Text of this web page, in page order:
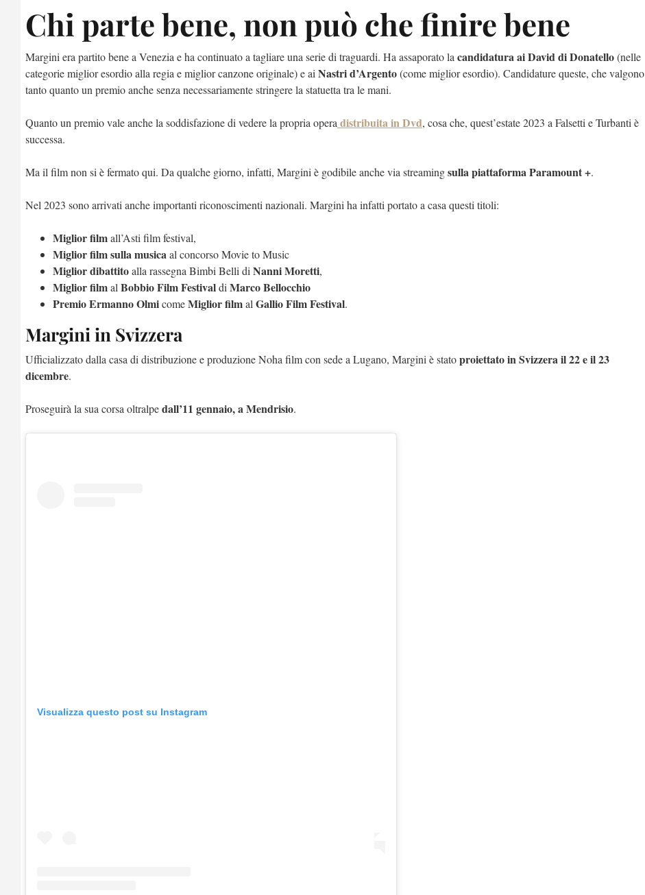
Chi parte bene, non può che finire bene
Margini era partito bene a Venezia e ha continuato a tagliare una serie di traguardi. Ha assaporato la candidatura ai David di Donatello(nelle
categorie miglior esordio alla regia e miglior canzone originale) e ai Nastri d’Argento(come miglior esordio). Candidature queste, che valgono
tanto quanto un premio anche senza necessariamente stringere la statuetta tra le mani.
Quanto un premio vale anche la soddisfazione di vedere la propria opera distribuita in Dvd, cosa che, quest’estate 2023 a Falsetti e Turbanti è
successa.
Ma il film non si è fermato qui. Da qualche giorno, infatti, Margini è godibile anche via streamingsulla piattaforma Paramount +.
Nel 2023 sono arrivati anche importanti riconoscimenti nazionali. Margini ha infatti portato a casa questi titoli:
Miglior filmall’Asti film festival,
Miglior film sulla musicaal concorso Movie to Music
Miglior dibattitoalla rassegna Bimbi Belli di Nanni Moretti,
Miglior filmal Bobbio Film Festivaldi Marco Bellocchio
Premio Ermanno OlmicomeMiglior filmal Gallio Film Festival.
Margini in Svizzera
Ufficializzato dalla casa di distribuzione e produzione Noha film con sede a Lugano, Margini è statoproiettato in Svizzera il 22 e il 23
dicembre.
Proseguirà la sua corsa oltralpedall’11 gennaio, a Mendrisio.
Visualizza questo post su Instagram